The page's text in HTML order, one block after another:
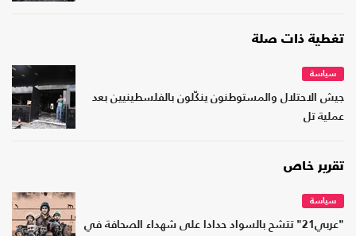
تغطية ذات صلة
سياسة
جيش الاحتلال والمستوطنون ينكّلون بالفلسطينيين بعد
عملية تل
تقرير خاص
سياسة
"عربي21" تتشح بالسواد حدادا على شهداء الصحافة في